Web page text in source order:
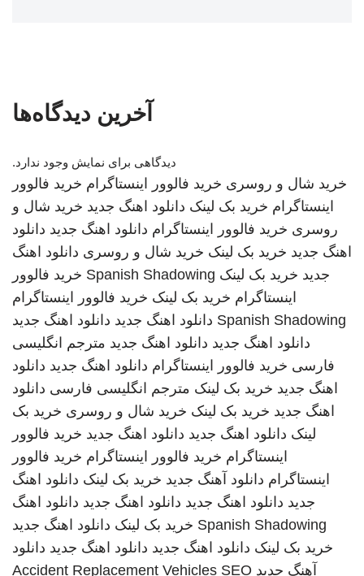
آخرین دیدگاه‌ها
دیدگاهی برای نمایش وجود ندارد.
خرید شال و روسری خرید فالوور اینستاگرام خرید فالوور
اینستاگرام خرید بک لینک دانلود اهنگ جدید خرید شال و
روسری خرید فالوور اینستاگرام دانلود اهنگ جدید دانلود
اهنگ جدید خرید بک لینک خرید شال و روسری دانلود اهنگ
جدید خرید بک لینک Spanish Shadowing خرید فالوور
اینستاگرام خرید بک لینک خرید فالوور اینستاگرام
Spanish Shadowing دانلود اهنگ جدید دانلود اهنگ جدید
دانلود اهنگ جدید دانلود اهنگ جدید مترجم انگلیسی
فارسی خرید فالوور اینستاگرام دانلود اهنگ جدید دانلود
اهنگ جدید خرید بک لینک مترجم انگلیسی فارسی دانلود
اهنگ جدید خرید بک لینک خرید شال و روسری خرید بک
لینک دانلود اهنگ جدید دانلود اهنگ جدید خرید فالوور
اینستاگرام خرید فالوور اینستاگرام خرید فالوور
اینستاگرام دانلود آهنگ جدید خرید بک لینک دانلود اهنگ
جدید دانلود اهنگ جدید دانلود اهنگ جدید دانلود اهنگ
Spanish Shadowing خرید بک لینک دانلود اهنگ جدید
خرید بک لینک دانلود اهنگ جدید دانلود اهنگ جدید دانلود
آهنگ جدید
Accident Replacement Vehicles SEO